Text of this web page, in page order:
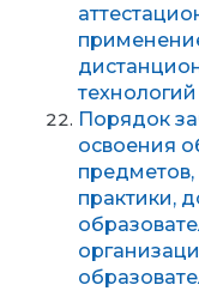
Порядок
освоения
практики,